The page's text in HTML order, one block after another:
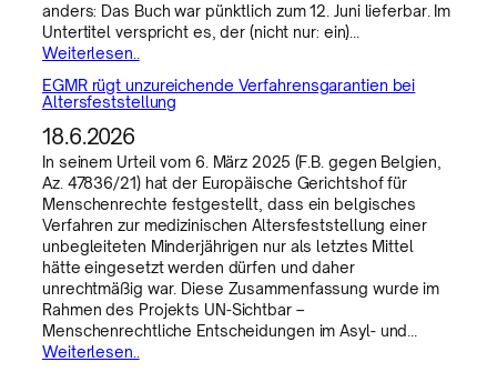
anders: Das Buch war pünktlich zum 12. Juni lieferbar. Im
Untertitel verspricht es, der (nicht nur: ein)…
Weiterlesen..
EGMR rügt unzureichende Verfahrensgarantien bei
Altersfeststellung
18.6.2026
In seinem Urteil vom 6. März 2025 (F.B. gegen Belgien,
Az. 47836/21) hat der Europäische Gerichtshof für
Menschenrechte festgestellt, dass ein belgisches
Verfahren zur medizinischen Altersfeststellung einer
unbegleiteten Minderjährigen nur als letztes Mittel
hätte eingesetzt werden dürfen und daher
unrechtmäßig war. Diese Zusammenfassung wurde im
Rahmen des Projekts UN-Sichtbar –
Menschenrechtliche Entscheidungen im Asyl- und…
Weiterlesen..